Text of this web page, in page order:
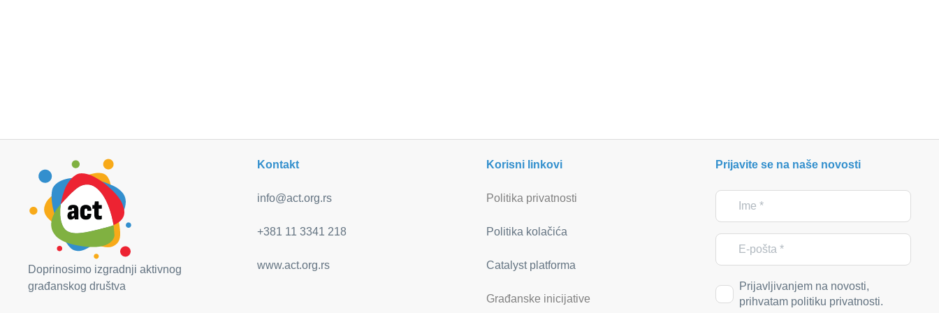
Doprinosimo izgradnji aktivnog
građanskog društva
Kontakt
info@act.org.rs
+381 11 3341 218
www.act.org.rs
Korisni linkovi
Politika privatnosti
Politika kolačića
Catalyst platforma
Građanske inicijative
Prijavite se na naše novosti
Prijavljivanjem na novosti,
prihvatam politiku privatnosti.